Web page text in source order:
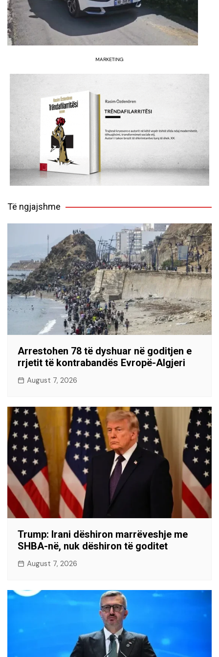
MARKETING
Të ngjajshme
Arrestohen 78 të dyshuar në goditjen e
rrjetit të kontrabandës Evropë-Algjeri
August 7, 2026
Trump: Irani dëshiron marrëveshje me
SHBA-në, nuk dëshiron të goditet
August 7, 2026